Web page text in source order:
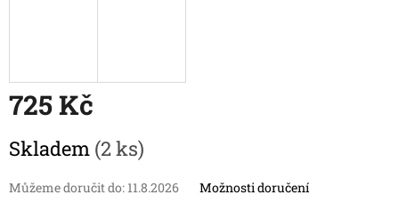
725 Kč
cena:
Skladem (2 ks)
Můžeme doručit do: 11.8.2026 Možnosti doručení